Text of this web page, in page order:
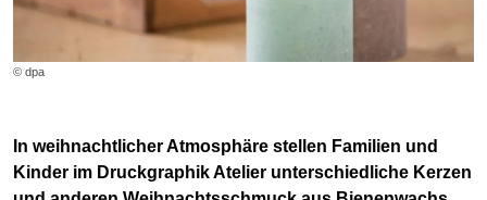
© dpa
In weihnachtlicher Atmosphäre stellen Familien und
Kinder im Druckgraphik Atelier unterschiedliche Kerzen